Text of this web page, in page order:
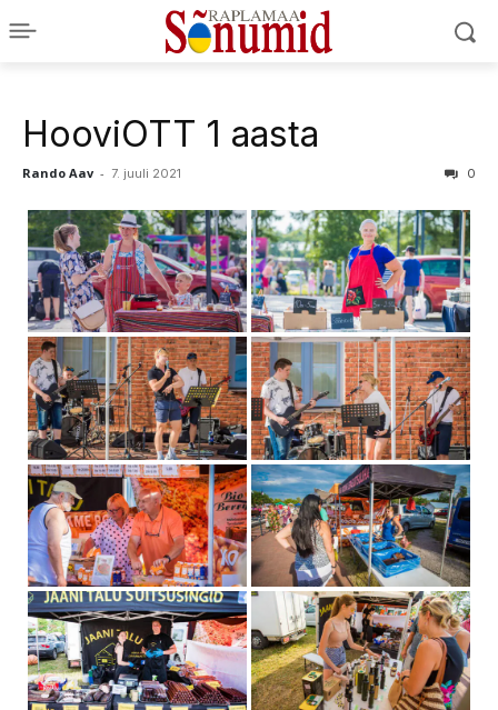
HooviOTT 1 aasta
Rando Aav - 7. juuli 2021 0